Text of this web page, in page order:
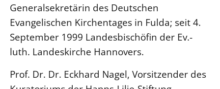
Generalsekretärin des Deutschen
Evangelischen Kirchentages in Fulda; seit 4.
September 1999 Landesbischöfin der Ev.-
luth. Landeskirche Hannovers.
Prof. Dr. Dr. Eckhard Nagel, Vorsitzender des
Projektmanagement
Recht
Terminstundenplaner